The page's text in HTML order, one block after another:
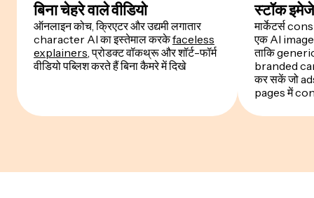
बिना चेहरे वाले वीडियो
ऑनलाइन कोच, क्रिएटर और उद्यमी लगातार
character AI का इस्तेमाल करकेfaceless
explainers, प्रोडक्ट वॉकथ्रू और शॉर्ट-फॉर्म
वीडियो पब्लिश करते हैं बिना कैमरे में दिखे
स्टॉक
मार्केटर्स
एक AI
ताकि
branded
कर सकें जो
pages में